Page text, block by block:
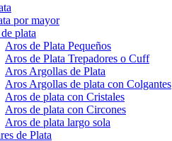
por mayor
plata
Aros de Plata Pequeños
Aros de Plata Trepadores o Cuff
Aros Argollas de Plata
Aros Argollas de plata con Colgantes
Aros de plata con Cristales
Aros de plata con Circones
Aros de plata largo sola
de Plata